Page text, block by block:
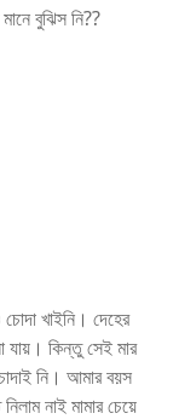
বুঝিস নি??
খাইনি। দেহের
কিন্তু সেই মার
নি। আমার বয়স
নাই মামার চেয়ে